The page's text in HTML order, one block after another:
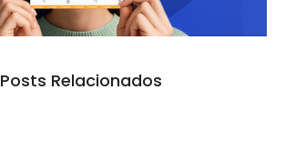
Posts Relacionados